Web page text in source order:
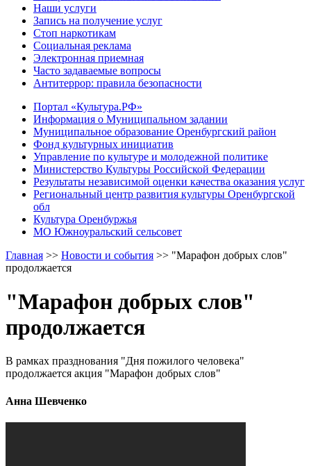
Наши услуги
Запись на получение услуг
Стоп наркотикам
Социальная реклама
Электронная приемная
Часто задаваемые вопросы
Антитеррор: правила безопасности
Портал «Культура.РФ»
Информация о Муниципальном задании
Муниципальное образование Оренбургский район
Фонд культурных инициатив
Управление по культуре и молодежной политике
Министерство Культуры Российской Федерации
Результаты независимой оценки качества оказания услуг
Региональный центр развития культуры Оренбургской
обл
Культура Оренбуржья
МО Южноуральский сельсовет
Главная >> Новости и события >> "Марафон добрых слов"
продолжается
"Марафон добрых слов"
продолжается
В рамках празднования "Дня пожилого человека"
продолжается акция "Марафон добрых слов"
Анна Шевченко